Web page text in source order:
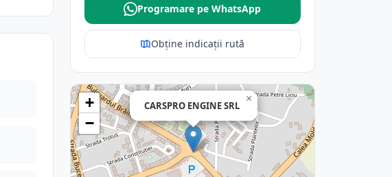
Programare pe WhatsApp
Obține indicații rută
CARSPRO ENGINE SRL
×
+
−